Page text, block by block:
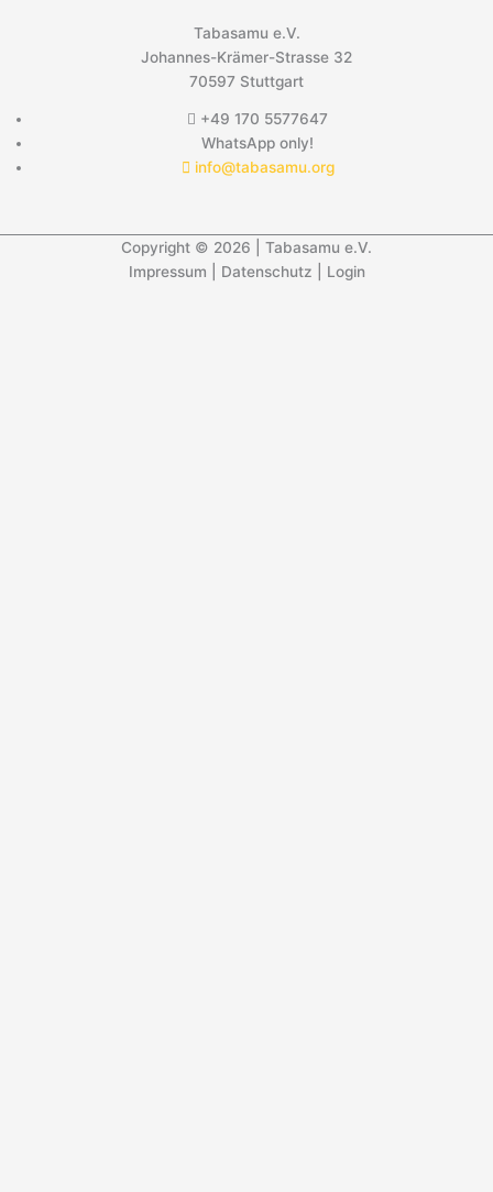
Tabasamu e.V.
Johannes-Krämer-Strasse 32
70597 Stuttgart
+49 170 5577647
WhatsApp only!
info@tabasamu.org
Copyright © 2026 | Tabasamu e.V.
Impressum
Datenschutz Login